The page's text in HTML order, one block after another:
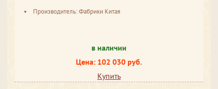
Производитель: Фабрики Китая
в наличии
Цена: 102 030 руб.
Купить